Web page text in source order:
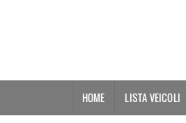
HOME LISTA VEICOLI